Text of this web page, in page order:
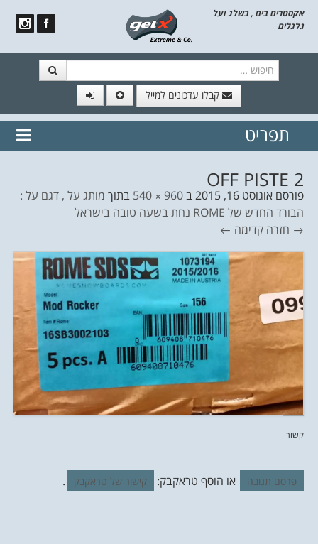
אקסטרים בים , בשלג ועל
גלגלים
קבלו עדכונים למייל
// הצטרף לרשימת תפוצה!
נשמח
תפריט
OFF PISTE 2
פורסם אוגוסט 16, 2015 ב960 × 540 בתוך מותג על , דגם על :
הבורד החדש של ROME נחת בשעה טובה בישראל
→ חזרה קדימה ←
קשור
פרסם תגובה או הוסף טראקבק: קישור של טראקבק .